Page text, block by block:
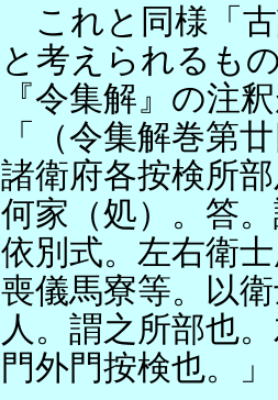
これと同様「
と考えられるも
『令集解』の注
「（令集解巻
諸衛府各按検所
何家（処）。答
依別式。左右衛
喪儀馬寮等。以
人。謂之所部也
門外門按検也。」